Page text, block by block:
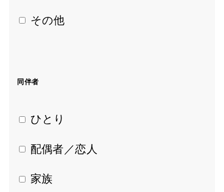
その他
同伴者
ひとり
配偶者／恋人
家族